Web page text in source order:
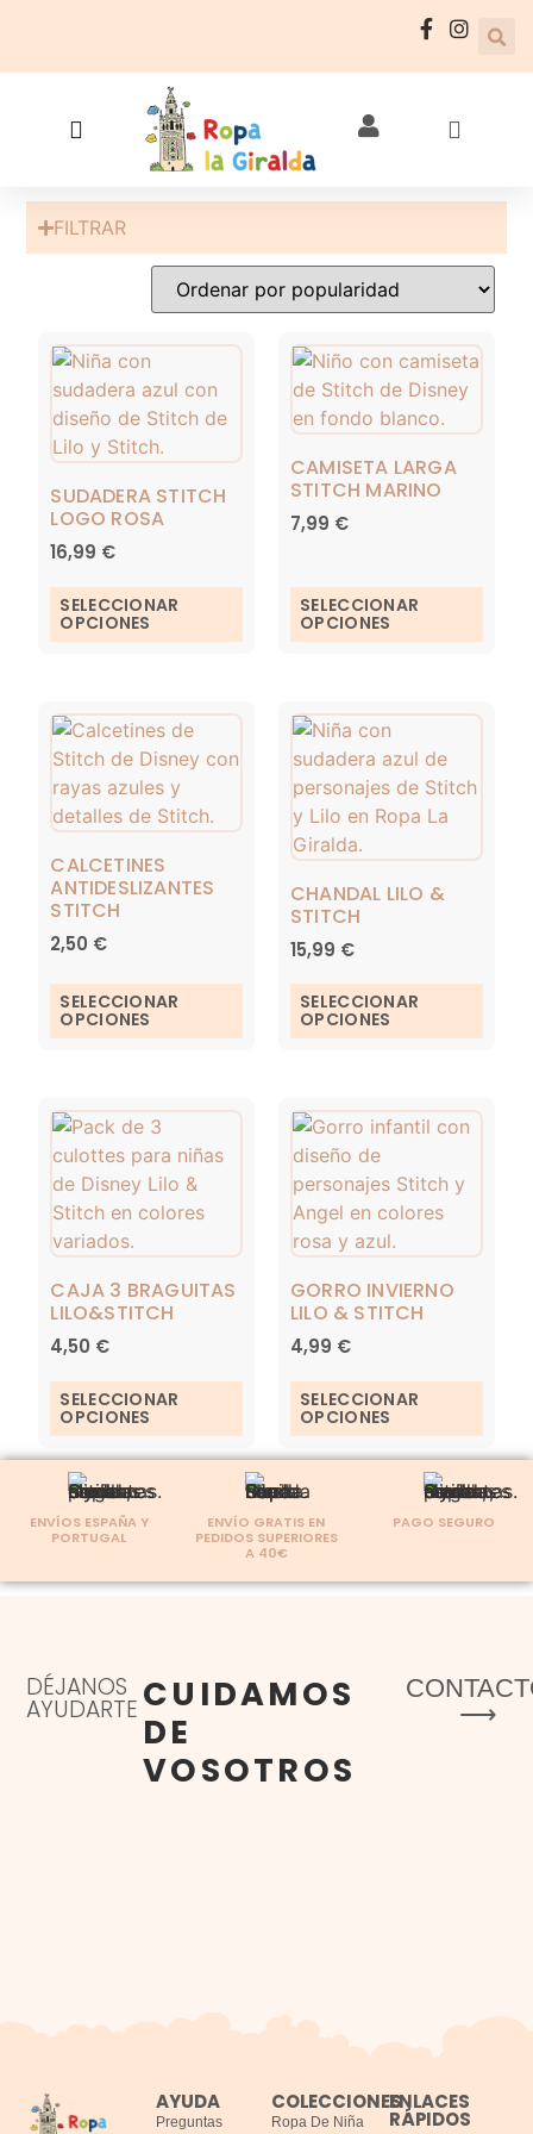
FILTRAR
SUDADERA STITCH
LOGO ROSA
16,99 €
SELECCIONAR
OPCIONES
CAMISETA LARGA
STITCH MARINO
7,99 €
SELECCIONAR
OPCIONES
CALCETINES
ANTIDESLIZANTES
STITCH
2,50 €
SELECCIONAR
OPCIONES
CHANDAL LILO &
STITCH
15,99 €
SELECCIONAR
OPCIONES
CAJA 3 BRAGUITAS
LILO&STITCH
4,50 €
SELECCIONAR
OPCIONES
GORRO INVIERNO
LILO & STITCH
4,99 €
SELECCIONAR
OPCIONES
ENVÍOS ESPAÑA Y
PORTUGAL
ENVÍO GRATIS EN
PEDIDOS SUPERIORES
A 40€
PAGO SEGURO
DÉJANOS
AYUDARTE CUIDAMOS
DE
VOSOTROS
⟶
AYUDA
Preguntas
COLECCIONES
Ropa De Niña
ENLACES
RÁPIDOS